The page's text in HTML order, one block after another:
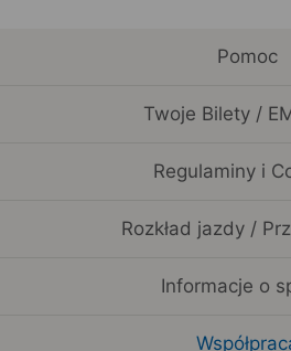
Pomoc
Twoje Bilety /
Regulaminy i
Rozkład jazdy /
Informacje o